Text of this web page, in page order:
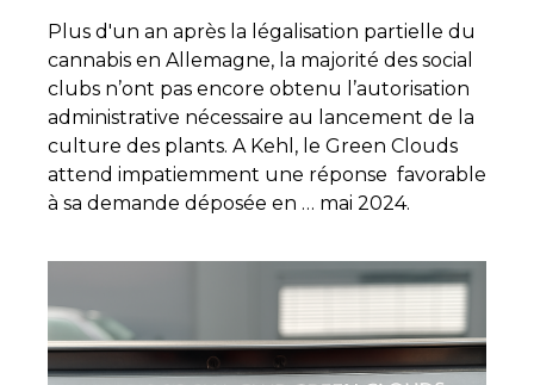
Plus d'un an après la légalisation partielle du
cannabis en Allemagne, la majorité des social
clubs n’ont pas encore obtenu l’autorisation
administrative nécessaire au lancement de la
culture des plants. A Kehl, le Green Clouds
attend impatiemment une réponse favorable
à sa demande déposée en … mai 2024.